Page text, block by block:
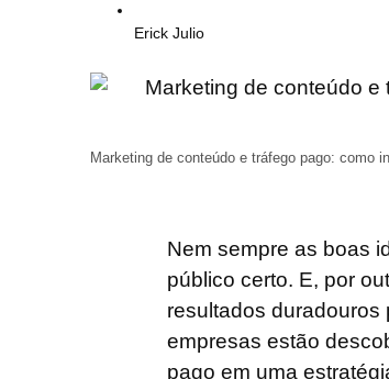
Erick Julio
Marketing de conteúdo e tráfego pago: como
Nem sempre as boas
público certo. E, por
resultados duradouros
empresas estão
pago em uma